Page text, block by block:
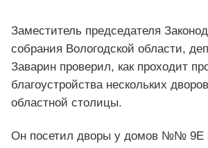
Заместитель председателя
собрания Вологодской области,
Заварин проверил, как проходит
благоустройства нескольких
областной столицы.
Он посетил дворы у домов №№ 9Е